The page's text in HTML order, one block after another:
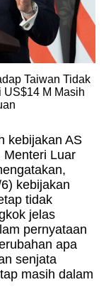
Taiwan Tidak
M Masih
kebijakan AS
Menteri Luar
kebijakan
tidak
jelas
pernyataan
apa
senjata
masih dalam